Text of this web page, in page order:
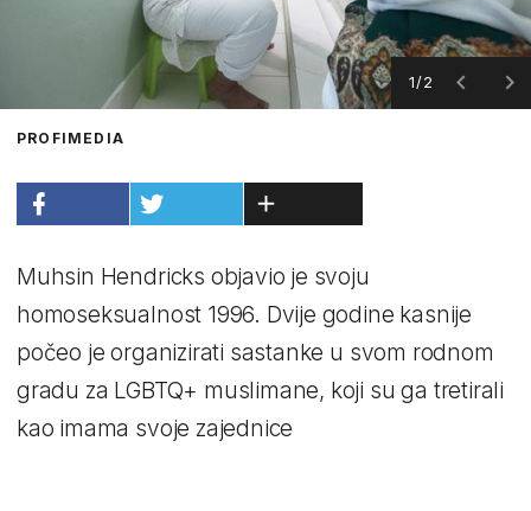
1/2
PROFIMEDIA
Muhsin Hendricks objavio je svoju
homoseksualnost 1996. Dvije godine kasnije
počeo je organizirati sastanke u svom rodnom
gradu za LGBTQ+ muslimane, koji su ga tretirali
kao imama svoje zajednice